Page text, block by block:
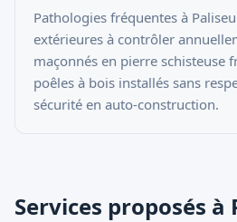
Pathologies fréquentes à
extérieures à contrôler
maçonnés en pierre schisteuse
poêles à bois installés sans
sécurité en auto-construction.
Services proposés à